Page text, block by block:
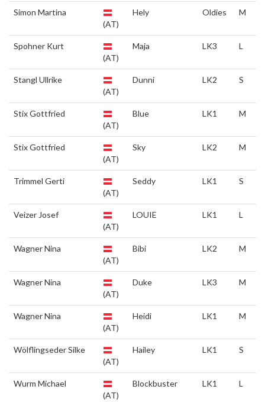
Simon Martina
(AT)
Hely Oldies M
Spohner Kurt
(AT)
Maja LK3 L
Stangl Ullrike
(AT)
Dunni LK2 S
Stix Gottfried
(AT)
Blue LK1 M
Stix Gottfried
(AT)
Sky LK2 M
Trimmel Gerti
(AT)
Seddy LK1 S
Veizer Josef
(AT)
LOUIE LK1 L
Wagner Nina
(AT)
Bibi LK2 M
Wagner Nina
(AT)
Duke LK3 M
Wagner Nina
(AT)
Heidi LK1 M
Wölflingseder Silke
(AT)
Hailey LK1 S
Wurm Michael
(AT)
Blockbuster LK1 L